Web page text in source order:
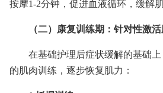
按摩1-2分钟，促进血液循环，缓解肌
（二）康复训练期：针对性激
在基础护理后症状缓解的基础
的肌肉训练，逐步恢复肌力：